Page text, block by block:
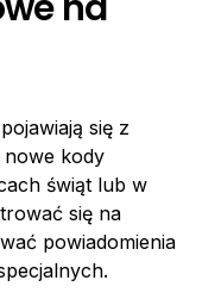
się z
nowe kody
świąt lub w
się na
powiadomienia